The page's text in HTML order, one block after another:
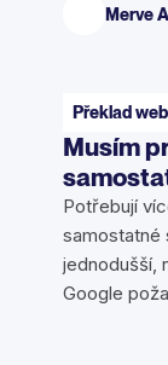
Merve
Překlad
Musím
Potřebují
samostatné
jednodušší,
Google